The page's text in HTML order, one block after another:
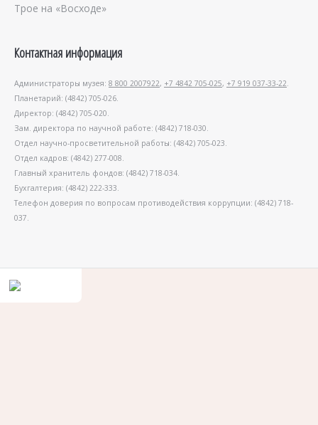
Трое на «Восходе»
Контактная информация
Администраторы музея: 8 800 2007922, +7 4842 705-025, +7 919 037-33-22.
Планетарий: (4842) 705-026.
Директор: (4842) 705-020.
Зам. директора по научной работе: (4842) 718-030.
Отдел научно-просветительной работы: (4842) 705-023.
Отдел кадров: (4842) 277-008.
Главный хранитель фондов: (4842) 718-034.
Бухгалтерия: (4842) 222-333.
Телефон доверия по вопросам противодействия коррупции: (4842) 718-
037.